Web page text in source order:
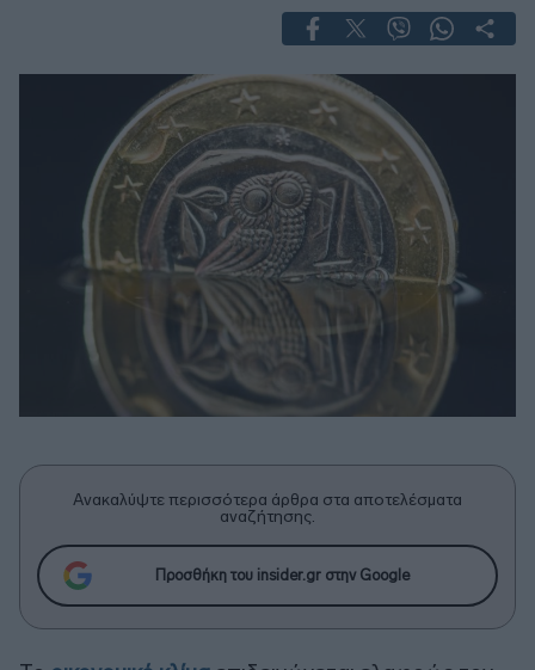
Ανακαλύψτε περισσότερα άρθρα στα αποτελέσματα
αναζήτησης.
Προσθήκη του insider.gr στην Google